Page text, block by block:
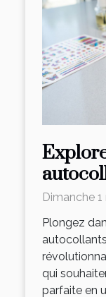
pour
et
Dimanche
Plongez
qui
parfaite en